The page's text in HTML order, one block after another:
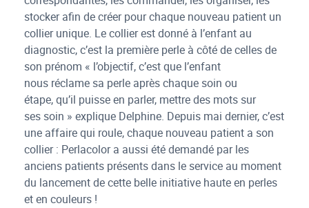
stocker afin de créer pour chaque nouveau patient un
collier unique. Le collier est donné à l’enfant au
diagnostic, c’est la première perle à côté de celles de
son prénom « l’objectif, c’est que l’enfant
nous réclame sa perle après chaque soin ou
étape, qu’il puisse en parler, mettre des mots sur
ses soin » explique Delphine. Depuis mai dernier, c’est
une affaire qui roule, chaque nouveau patient a son
collier : Perlacolor a aussi été demandé par les
anciens patients présents dans le service au moment
du lancement de cette belle initiative haute en perles
et en couleurs !